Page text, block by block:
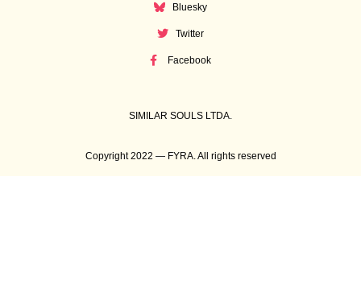
Bluesky
Twitter
Facebook
SIMILAR SOULS LTDA.
Copyright 2022 — FYRA. All rights reserved